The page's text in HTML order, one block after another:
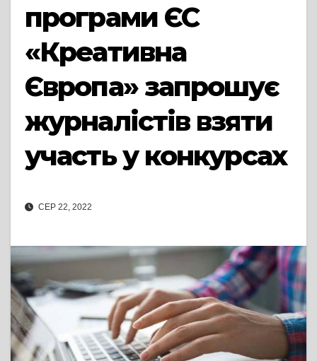
програми ЄС
«Креативна
Європа» запрошує
журналістів взяти
участь у конкурсах
СЕР 22, 2022